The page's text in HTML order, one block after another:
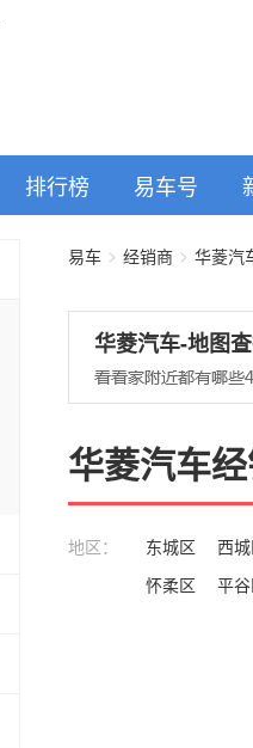
排行榜 易车号
易车 > 经销商 > 华菱汽
华菱汽车-地图
华菱汽车
地区： 东城区 西
怀柔区
平